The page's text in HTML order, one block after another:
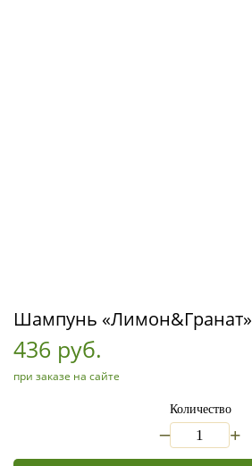
Шампунь «Лимон&Гранат»
436 руб.
при заказе на сайте
Количество
+